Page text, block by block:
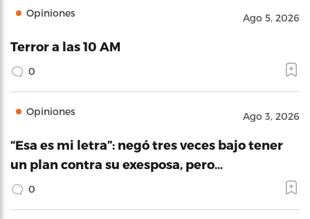
Opiniones Ago 5, 2026
Terror a las 10 AM
0
Opiniones Ago 3, 2026
“Esa es mi letra”: negó tres veces bajo tener
un plan contra su exesposa, pero…
0